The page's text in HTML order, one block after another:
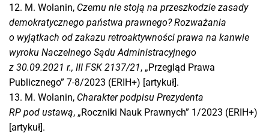
12. M. Wolanin, Czemu nie stoją na przeszkodzie zasady
demokratycznego państwa prawnego? Rozważania
o wyjątkach od zakazu retroaktywności prawa na kanwie
wyroku Naczelnego Sądu Administracyjnego
z 30.09.2021 r., III FSK 2137/21, „Przegląd Prawa
Publicznego” 7-8/2023 (ERIH+) [artykuł].
13. M. Wolanin, Charakter podpisu Prezydenta
RP pod ustawą, „Roczniki Nauk Prawnych” 1/2023 (ERIH+)
[artykuł].